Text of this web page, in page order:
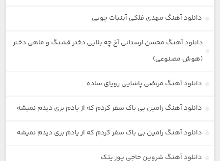
دانلود آهنگ مهدی فلکی آبنبات چوبی
دانلود آهنگ محسن لرستانی آخ چه بلایی دختر قشنگ و ماهی دختر
(هوش مصنوعی)
دانلود آهنگ مرتضی پاشایی رویای ساده
دانلود آهنگ رامین بی باک سفر کردم که از یادم بری دیدم نمیشه
دانلود آهنگ رامین بی باک سفر کردم که از یادم بری دیدم نمیشه
دانلود آهنگ شروین حاجی پور پتک